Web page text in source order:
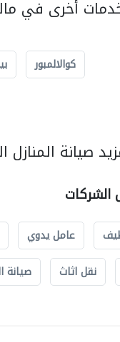
أخرى في
كوالالمبور
صيانة المنازل
الشركات
عامل يدوي
نقل اثاث صيانة